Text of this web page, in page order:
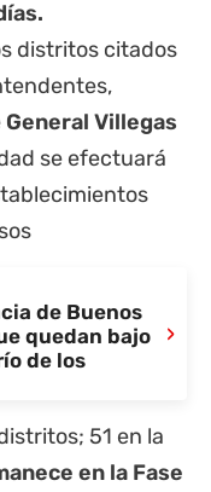
distritos citados
General Villegas
se efectuará
de Buenos
quedan bajo
de los
›
51 en la
en la Fase